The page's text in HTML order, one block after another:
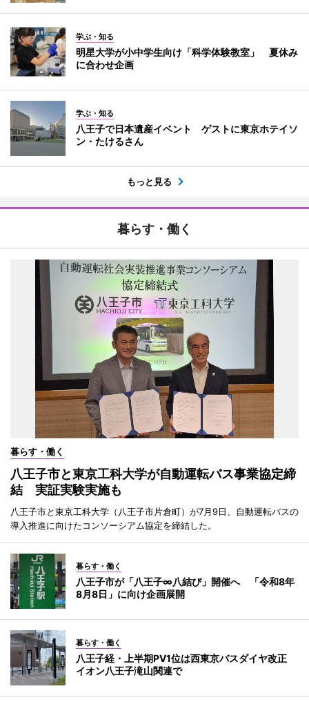
学ぶ・知る
明星大学が小中学生向け「科学体験教室」 夏休み
に合わせ企画
学ぶ・知る
八王子で日本遺産イベント ゲストに東京ホテイソ
ン・たけるさん
もっと見る
暮らす・働く
暮らす・働く
八王子市と東京工科大学が自動運転バス事業協定締
結 実証実験実施も
八王子市と東京工科大学（八王子市片倉町）が7月9日、自動運転バスの
導入推進に向けたコンソーシアム協定を締結した。
暮らす・働く
八王子市が「八王子∞八結び」開催へ 「令和8年
8月8日」に向け企画展開
暮らす・働く
八王子経・上半期PV1位は西東京バスダイヤ改正
イオン八王子滝山関連で